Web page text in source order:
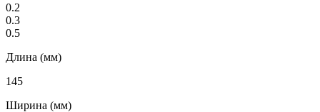
0.2
0.3
0.5
Длина (мм)
145
Ширина (мм)